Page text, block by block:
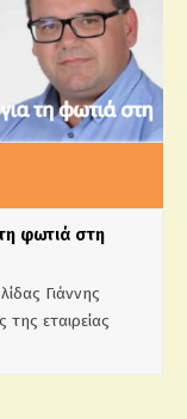
φωτιά στη
Γιάννης
εταιρείας